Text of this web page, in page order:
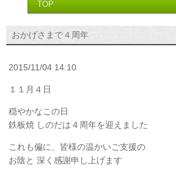
おかげさまで４周年
2015/11/04 14:10
１１月４日
穏やかなこの日
鉄板焼 しのだは４周年を迎えました
これも偏に、皆様の温かいご支援の
お陰と 深く感謝申し上げます